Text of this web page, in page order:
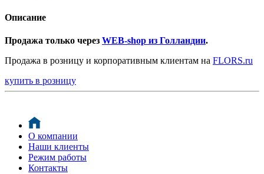
Описание
Продажа только через WEB-shop из Голландии.
Продажа в розницу и корпоративным клиентам на FLORS.ru
купить в розницу
О компании
Наши клиенты
Режим работы
Контакты